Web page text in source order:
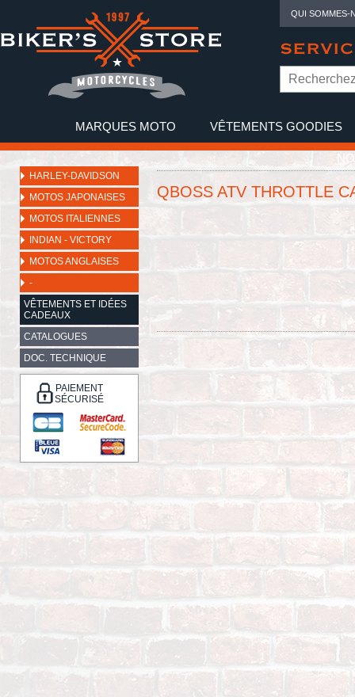
QUI SOMMES-
MARQUES MOTO VÊTEMENTS GOODIES
HARLEY-DAVIDSON
MOTOS JAPONAISES
MOTOS ITALIENNES
INDIAN - VICTORY
MOTOS ANGLAISES
-
VÊTEMENTS ET IDÉES
CADEAUX
CATALOGUES
DOC. TECHNIQUE
PAIEMENT
SÉCURISÉ
QBOSS ATV THROTTLE